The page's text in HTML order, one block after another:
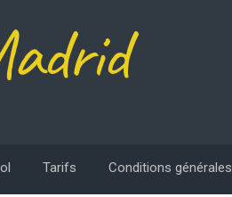
Tarifs Conditions générales